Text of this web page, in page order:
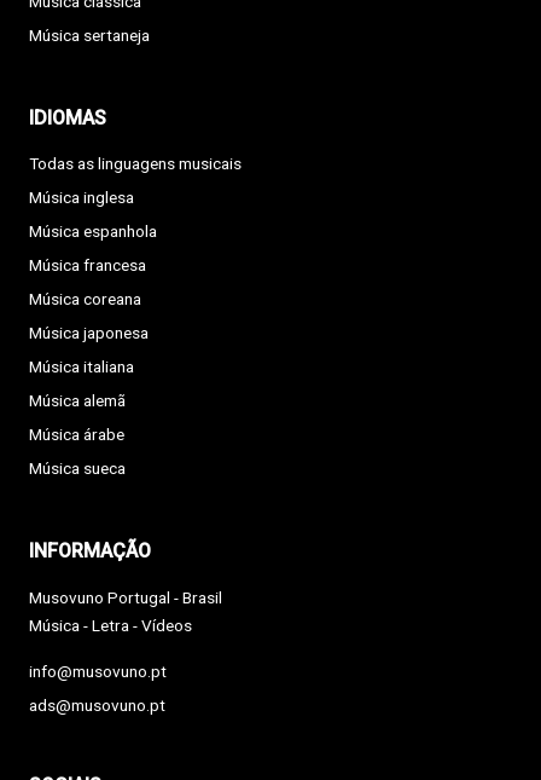
Música sertaneja
IDIOMAS
Todas as linguagens musicais
Música inglesa
Música espanhola
Música francesa
Música coreana
Música japonesa
Música italiana
Música alemã
Música árabe
Música sueca
INFORMAÇÃO
Musovuno Portugal - Brasil
Música - Letra - Vídeos
info@musovuno.pt
ads@musovuno.pt